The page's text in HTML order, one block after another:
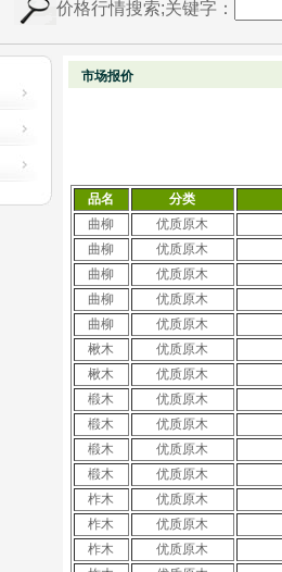
价格行情搜索;关键字：
市场报价
品名 分类
曲柳
优质原木
曲柳
优质原木
曲柳
优质原木
曲柳
优质原木
曲柳
优质原木
楸木
优质原木
楸木
优质原木
椴木
优质原木
椴木
优质原木
椴木
优质原木
椴木
优质原木
柞木
优质原木
柞木
优质原木
柞木
优质原木